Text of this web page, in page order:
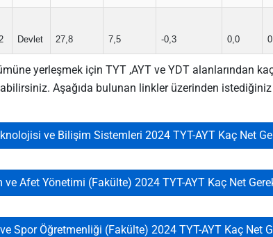
Devlet 27,8 7,5 -0,3 0,0
yerleşmek için TYT ,AYT ve YDT alanlarından
Aşağıda bulunan linkler üzerinden
ve Bilişim Sistemleri 2024 TYT-AYT Kaç Net
ve Afet Yönetimi (Fakülte) 2024 TYT-AYT Kaç Net
Spor Öğretmenliği (Fakülte) 2024 TYT-AYT Kaç Net